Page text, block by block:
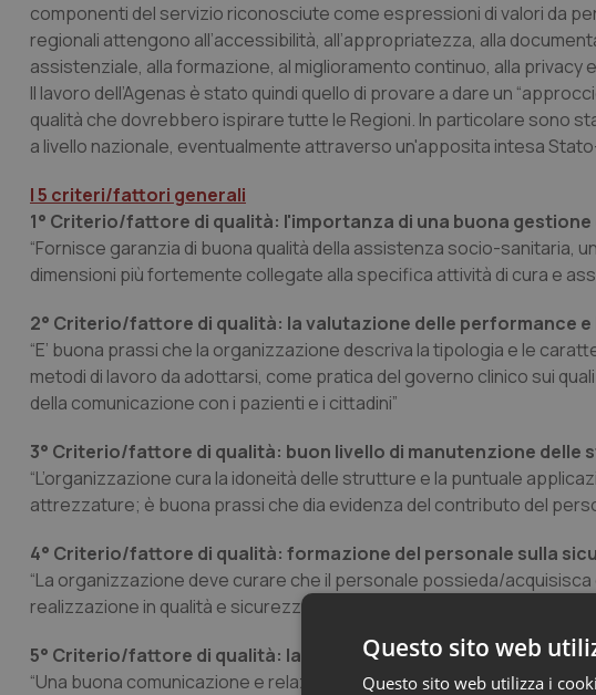
componenti del servizio riconosciute come espressioni di valori da
regionali attengono all’accessibilità, all’appropriatezza, alla
assistenziale, alla formazione, al miglioramento continuo, alla privacy e
Il lavoro dell’Agenas è stato quindi quello di provare a dare un
qualità che dovrebbero ispirare tutte le Regioni. In particolare sono
a livello nazionale, eventualmente attraverso un'apposita intesa
I 5 criteri/fattori generali
1° Criterio/fattore di qualità: l'importanza di una buona
“Fornisce garanzia di buona qualità della assistenza socio-sanitaria,
dimensioni più fortemente collegate alla specifica attività di cura e
2° Criterio/fattore di qualità: la valutazione delle performance
“E’ buona prassi che la organizzazione descriva la tipologia e le
metodi di lavoro da adottarsi, come pratica del governo clinico sui
della comunicazione con i pazienti e i cittadini”
3° Criterio/fattore di qualità: buon livello di manutenzione delle
“L’organizzazione cura la idoneità delle strutture e la puntuale
attrezzature; è buona prassi che dia evidenza del contributo del
4° Criterio/fattore di qualità: formazione del personale sulla
“La organizzazione deve curare che il personale possieda/
realizzazione in qualità e sicurezza delle specifiche attività”
5° Criterio/fattore di qualità: la partecipazione dei cittadini nelle
“Una buona comunicazione e relazione fra professionisti e con i
Questo sito web
Questo sito web utilizza i